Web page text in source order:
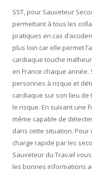
SST, pour Sauveteur
permettant à tous les
pratiques en cas
plus loin car elle permet
cardiaque touche
en France chaque
personnes à risque et
cardiaque sur son lieu
le risque. En suivant une
même capable de
dans cette situation. Pour
charge rapide par les
Sauveteur du Travail
les bonnes informations